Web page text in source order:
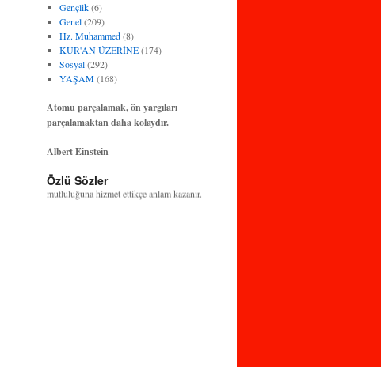
Gençlik(6)
Genel(209)
Hz. Muhammed(8)
KUR'AN ÜZERİNE(174)
Sosyal(292)
YAŞAM(168)
Atomu parçalamak, ön yargıları
parçalamaktan daha kolaydır.
Albert Einstein
Özlü Sözler
mutluluğuna hizmet ettikçe anlam kazanır.